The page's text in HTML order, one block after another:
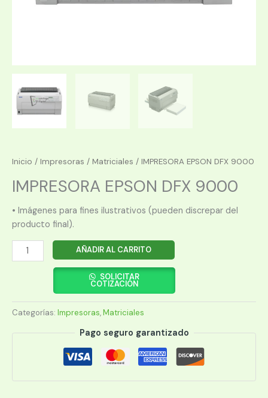
Inicio / Impresoras / Matriciales / IMPRESORA EPSON DFX 9000
IMPRESORA EPSON DFX 9000
• Imágenes para fines ilustrativos (pueden discrepar del
producto final).
IMPRESORA
EPSON
cantidad
AÑADIR AL CARRITO
SOLICITAR
COTIZACIÓN
Categorías: Impresoras,Matriciales
Pago seguro garantizado